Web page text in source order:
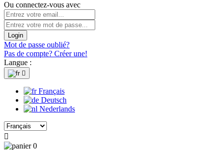
Ou connectez-vous avec
Login
Mot de passe oublié?
Pas de compte? Créer une!
Langue :

Français
Deutsch
Nederlands

0